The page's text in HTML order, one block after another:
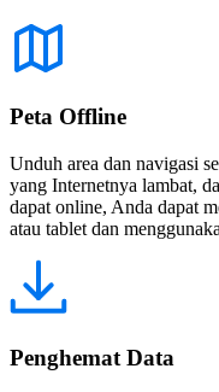
Peta Offline
Unduh area dan navigasi
yang Internetnya lambat,
dapat online, Anda dapat
atau tablet dan
Penghemat Data